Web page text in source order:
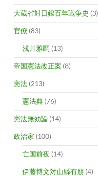
大蔵省対日銀百年戦争史 (3)
官僚 (83)
浅川雅嗣 (13)
帝国憲法改正案 (8)
憲法 (213)
憲法典 (76)
憲法無効論 (14)
政治家 (100)
亡国前夜 (14)
伊藤博文対山縣有朋 (4)